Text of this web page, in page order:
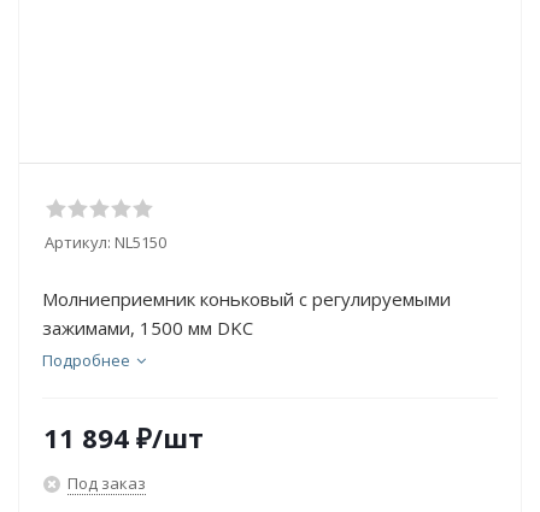
Артикул: NL5150
Молниеприемник коньковый с регулируемыми
зажимами, 1500 мм DKC
Подробнее
11 894 ₽/шт
Под заказ